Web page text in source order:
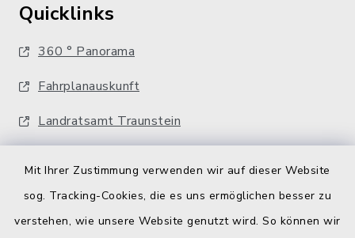
Mit Ihrer Zustimmung verwenden wir auf dieser Website
sog. Tracking-Cookies, die es uns ermöglichen besser zu
verstehen, wie unsere Website genutzt wird. So können wir
Quicklinks
360 ° Panorama
Fahrplanauskunft
Landratsamt Traunstein
Bodenrichtwerte